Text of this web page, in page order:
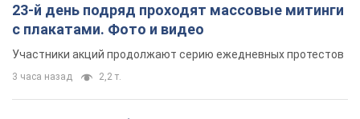
23-й день подряд проходят массовые митинги
с плакатами. Фото и видео
Участники акций продолжают серию ежедневных протестов
3 часа назад 2,2 т.